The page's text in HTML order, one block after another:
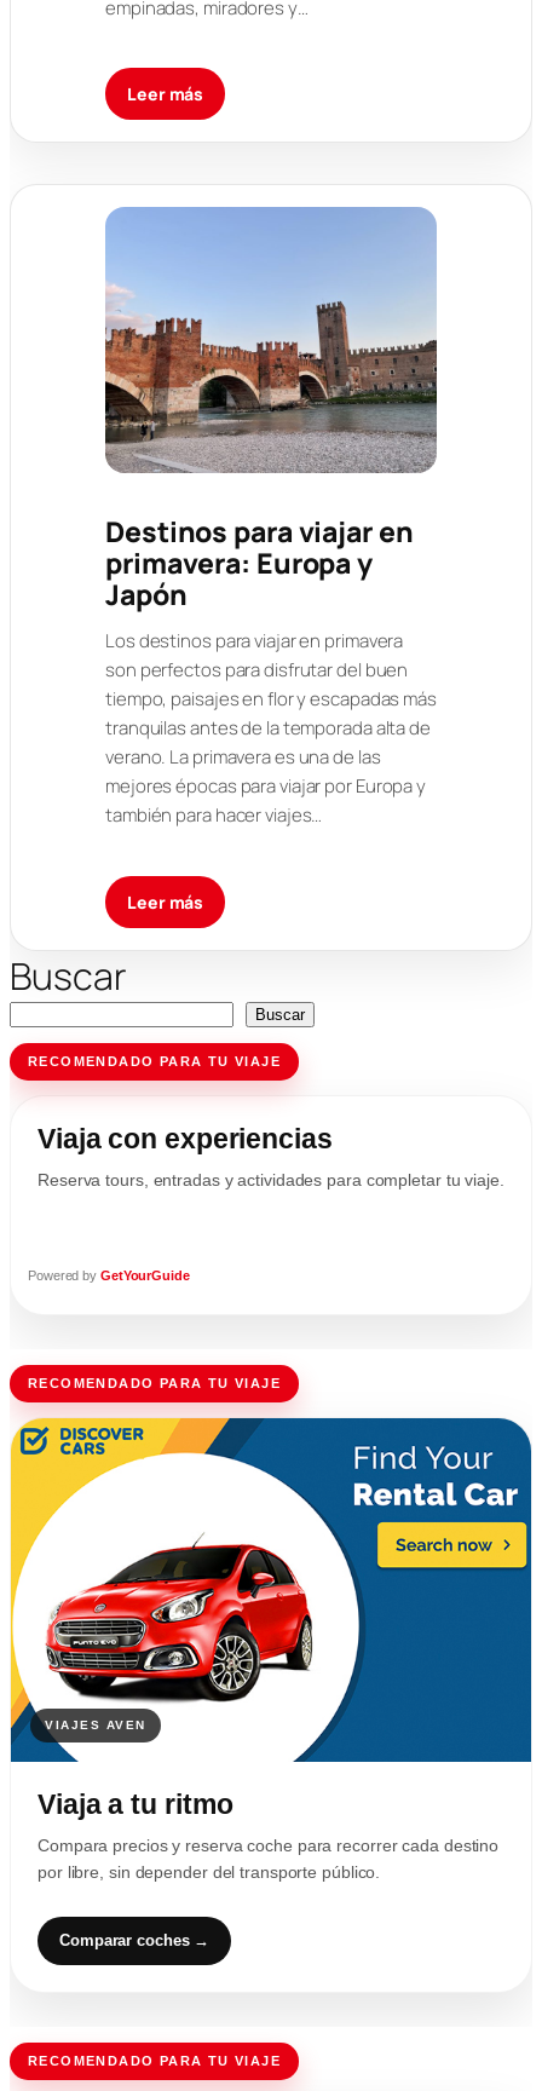
empinadas, miradores y…
Leer más
Destinos para viajar en
primavera: Europa y
Japón
Los destinos para viajar en primavera
son perfectos para disfrutar del buen
tiempo, paisajes en flor y escapadas más
tranquilas antes de la temporada alta de
verano. La primavera es una de las
mejores épocas para viajar por Europa y
también para hacer viajes…
Leer más
Buscar
Buscar
RECOMENDADO PARA TU VIAJE
Viaja con experiencias
Reserva tours, entradas y actividades para completar tu viaje.
Powered by GetYourGuide
RECOMENDADO PARA TU VIAJE
Viaja a tu ritmo
Compara precios y reserva coche para recorrer cada destino
por libre, sin depender del transporte público.
Comparar coches →
RECOMENDADO PARA TU VIAJE